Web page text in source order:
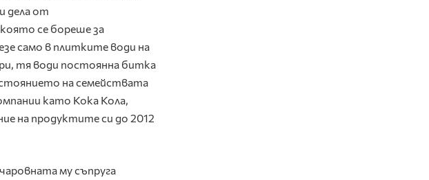
дела от
се бореше за
само в плитките води на
тя води постоянна битка
на семействата
като Кока Кола,
на продуктите си до 2012
му съпруга